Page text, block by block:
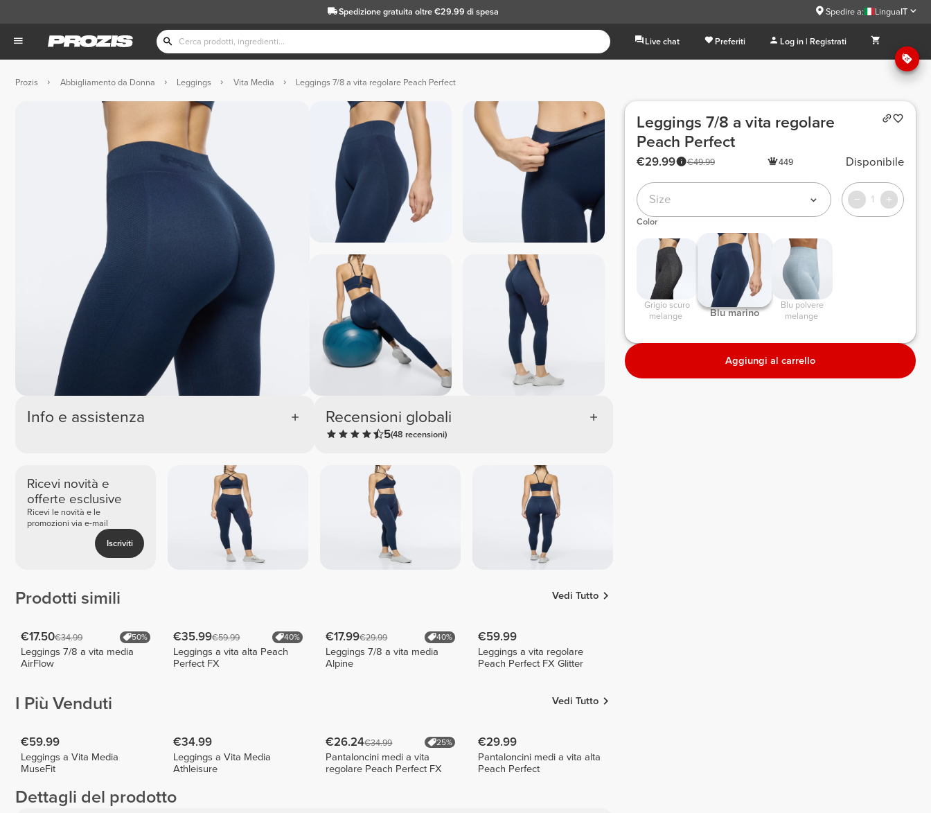
Spedizione gratuita oltre €29.99 di spesa Spedire a: LinguaIT
Live chat Preferiti Log in | Registrati
Prozis Abbigliamento da Donna Leggings Vita Media Leggings 7/8 a vita regolare Peach Perfect
Info e assistenza Recensioni globali
5(48 recensioni)
Ricevi novità e
offerte esclusive
Ricevi le novità e le
promozioni via e-mail
Iscriviti
Prodotti simili Vedi Tutto
€17.50€34.99 50%
Leggings 7/8 a vita media
AirFlow
€35.99€59.99 40%
Leggings a vita alta Peach
Perfect FX
€17.99€29.99 40%
Leggings 7/8 a vita media
Alpine
€59.99
Leggings a vita regolare
Peach Perfect FX Glitter
I Più Venduti Vedi Tutto
€59.99
Leggings a Vita Media
MuseFit
€34.99
Leggings a Vita Media
Athleisure
€26.24€34.99 25%
Pantaloncini medi a vita
regolare Peach Perfect FX
€29.99
Pantaloncini medi a vita alta
Peach Perfect
Dettagli del prodotto
Leggings 7/8 a vita regolare
Peach Perfect
€49.99
€29.99 449 Disponibile
Size 1
Color
melange
Blu marino
melange
Aggiungi al carrello